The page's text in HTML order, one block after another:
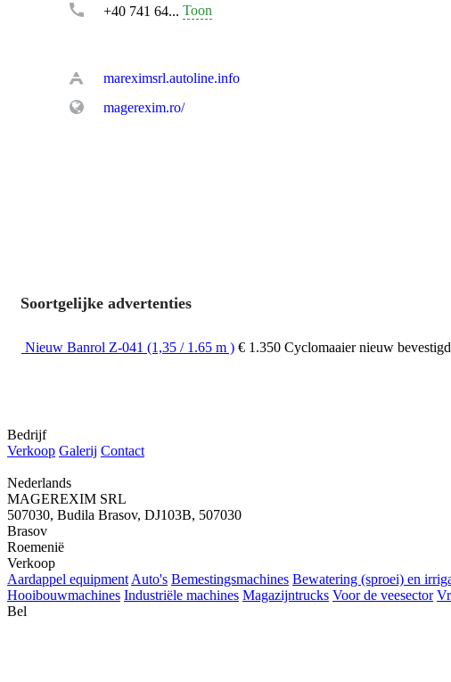
+40 741 64... Toon
mareximsrl.autoline.info
magerexim.ro/
Soortgelijke advertenties
Nieuw Banrol Z-041 (1,35 / 1.65 m ) € 1.350 Cyclomaaiernieuw bevestigd
Bedrijf
Verkoop Galerij Contact
Nederlands
MAGEREXIM SRL
507030, Budila Brasov, DJ103B, 507030
Brasov
Roemenië
Verkoop
Aardappel equipment Auto's Bemestingsmachines Bewatering (sproei) en
Hooibouwmachines Industriële machines Magazijntrucks Voor de veesector
Bel